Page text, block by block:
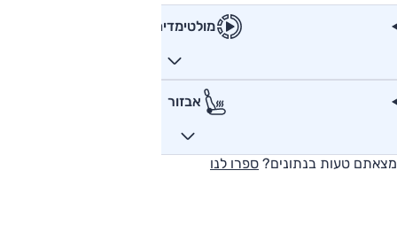
מולטימדיה
אבזור
מצאתם טעות בנתונים? ספרו לנו